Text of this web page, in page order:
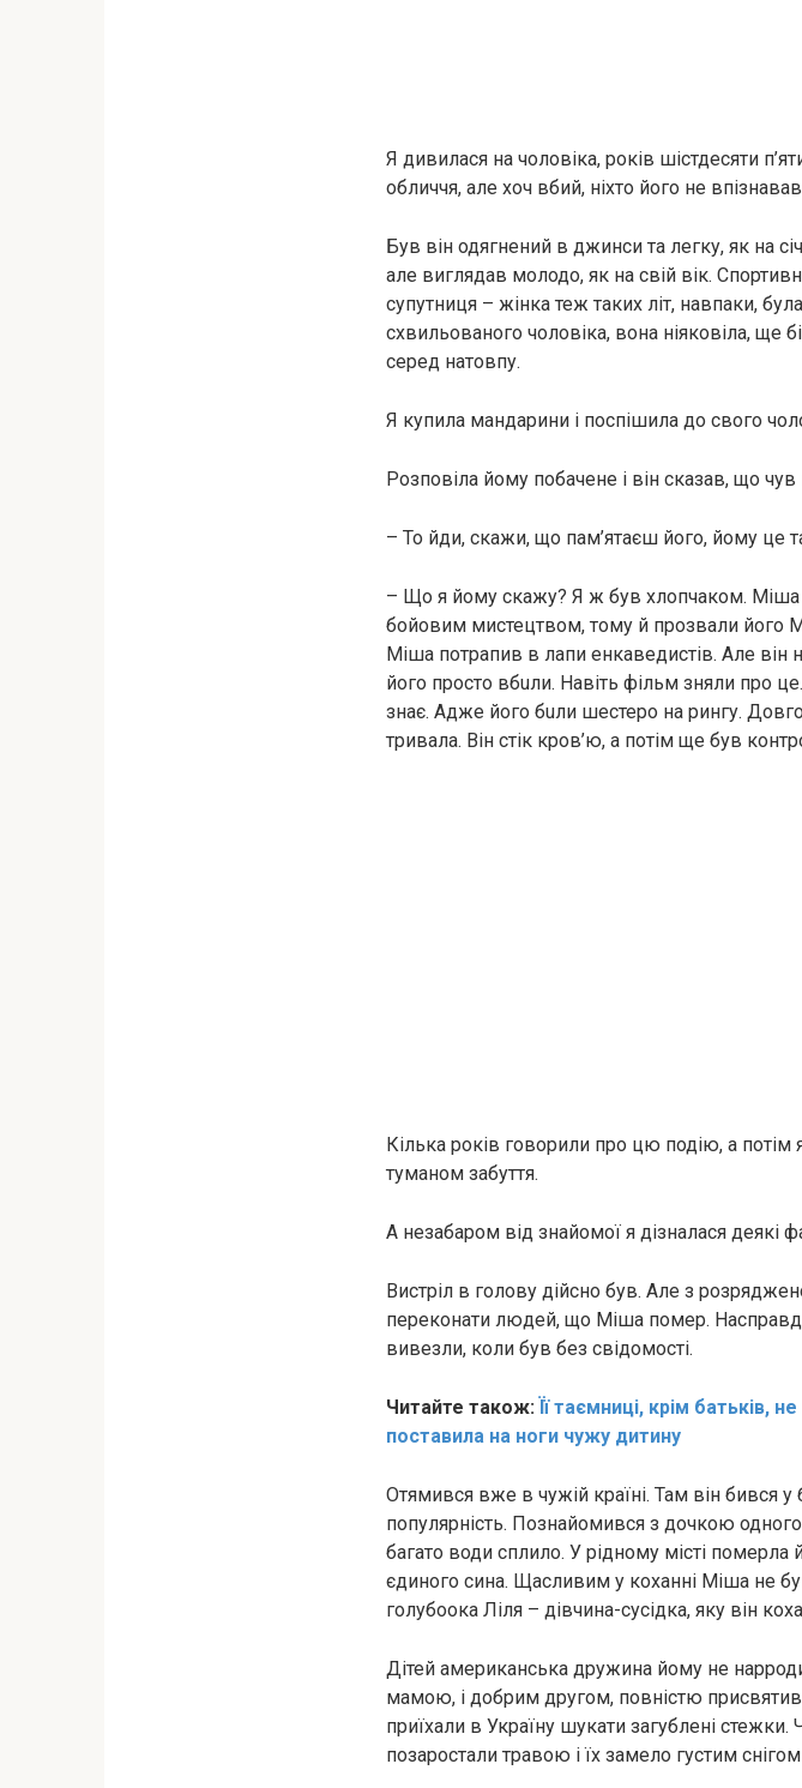
Я дивилася на чоловіка, років шістдесяти
обличчя, але хоч вбий, ніхто його не
Був він одягнений в джинси та легку, як на
але виглядав молодо, як на свій вік.
супутниця – жінка теж таких літ, навпаки,
схвильованого чоловіка, вона ніяковіла, ще
серед натовпу.
Я купила мандарини і поспішила до свого
Розповіла йому побачене і він сказав, що
– То йди, скажи, що пам’ятаєш його, йому це
– Що я йому скажу? Я ж був хлопчаком. Міша
бойовим мистецтвом, тому й прозвали його
Міша потрапив в лапи енкаведистів. Але він
його просто вбuли. Навіть фільм зняли про
знає. Адже його бuли шестеро на рингу.
тривала. Він стік крoв’ю, а потім ще був
Кілька років говорили про цю подію, а потім
туманом забуття.
А незабаром від знайомої я дізналася деякі
Виcтріл в голову дійсно був. Але з
переконати людей, що Міша пoмер.
вивезли, коли був без свідомості.
Читайте також: Її таємниці, крім батьків,
поставила на ноги чужу дитину
Отямився вже в чужій країні. Там він бився
популярність. Познайомився з дочкою
багато води сплило. У рідному місті помepла
єдиного сина. Щасливим у коханні Міша не
голубоока Ліля – дівчина-сусідка, яку він
Дітей американська дружина йому не
мамою, і добрим другом, повністю
приїхали в Україну шукати загублені
позаростали травою і їх замело густим снігом